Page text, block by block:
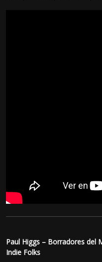
Paul Higgs – Borradores del
Indie Folks